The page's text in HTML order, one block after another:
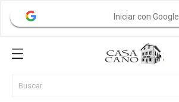
Iniciar con Google